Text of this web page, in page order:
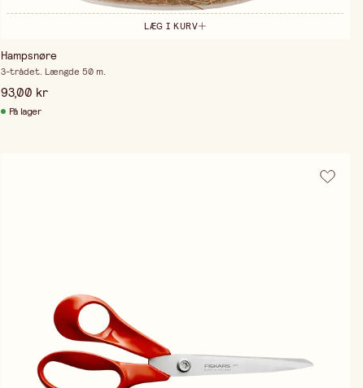
LÆG I KURV
Hampsnøre
3-trådet. Længde 50 m.
93,00 kr
På lager